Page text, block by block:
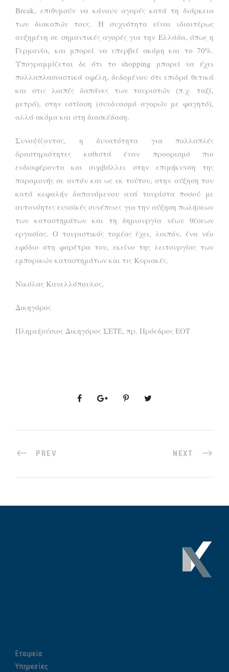
Break, επιθυμούν να κάνουν αγορές κατά τη διάρκεια
των διακοπών τους. Η συχνότητα είναι ιδιαιτέρως
αυξημένη σε σημαντικές αγορές για την Ελλάδα, όπως η
Γερμανία, και μπορεί να υπερβεί ακόμη και το 70%.
Υπογραμμίζεται δε ότι το shopping μπορεί να έχει
πολλαπλασιαστικά οφέλη, δεδομένου ότι επιδρά θετικά
και στις λοιπές δαπάνες των τουριστών (π.χ. ταξί,
μετρό), στην εστίαση (συνδυασμό αγορών με φαγητό),
αλλά ακόμα και στη διασκέδαση.
Συνοψίζοντας, η δυνατότητα για πολλαπλές
δραστηριότητες καθιστά έναν προορισμό πιο
ενδιαφέροντα και συμβάλλει στην επιμήκυνση της
παραμονής σε αυτόν και ως εκ τούτου, στην αύξηση του
κατά κεφαλήν δαπανόμενου ανά τουρίστα ποσού με
αυτονόητες ευνοϊκές συνέπειες για την αύξηση πωλήσεων
των καταστημάτων και τη δημιουργία νέων θέσεων
εργασίας. Ο τουριστικός τομέας έχει, λοιπόν, ένα νέο
εφόδιο στη φαρέτρα του, εκείνο της λειτουργίας των
εμπορικών καταστημάτων και τις Κυριακές.
Νικόλας Κανελλόπουλος,
Δικηγόρος
Πληρεξούσιος Δικηγόρος ΣΕΤΕ, πρ. Πρόεδρος ΕΟΤ
PREV NEXT
Εταιρεία
Υπηρεσίες